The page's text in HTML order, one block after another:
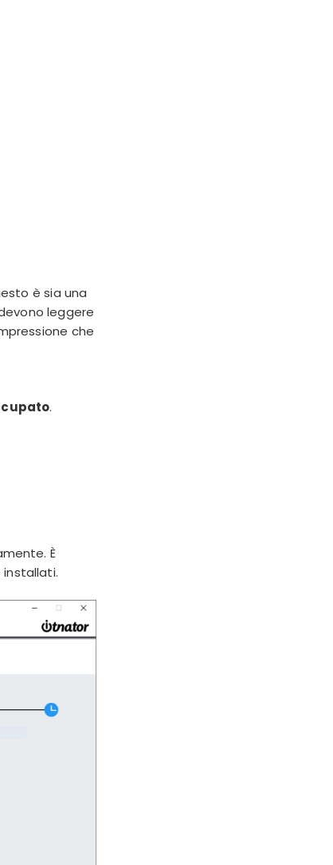
è sia una
leggere
che
.
È